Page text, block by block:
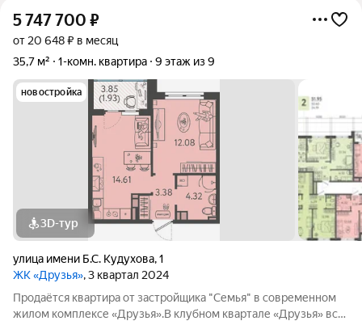
5 747 700 ₽
от 20 648 ₽ в месяц
35,7 м²
1-комн. квартира 9 этаж из 9
новостройка
3D-тур
улица имени Б.С. Кудухова,1
ЖК «Друзья», 3 квартал 2024
Продаётся квартира от застройщика "Семья" в современном
жилом комплексе «Друзья».В клубном квартале «Друзья» все